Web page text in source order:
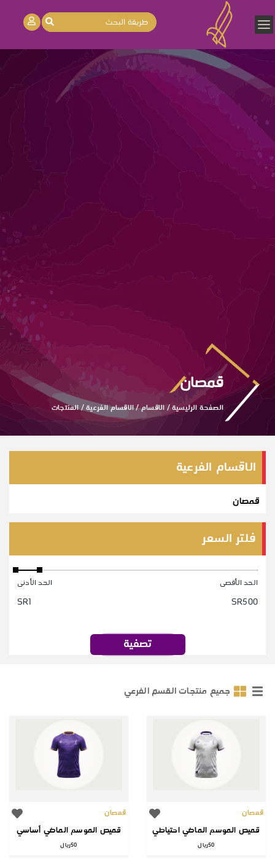
قمصان
الصفحة الرئيسية/الاقسام/الاقسام الفرعية/المنتجات
الاقسام الفرعية
قمصان
فلتر السعر
الحد الأقصى
SR500
الحد الأدنى
SR1
تصفية
جميع منتجات القسم الفرعي
قمصان
قميص الموسم الماضي احتياطي
50ريال
قمصان
قميص الموسم الماضي أساسي
50ريال